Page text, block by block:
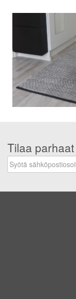
Tilaa